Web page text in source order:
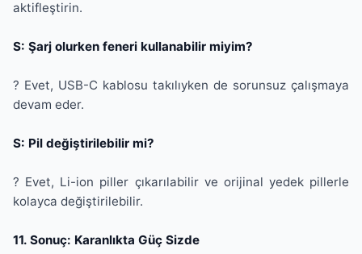
aktifleştirin.
S: Şarj olurken feneri kullanabilir miyim?
? Evet, USB-C kablosu takılıyken de sorunsuz çalışmaya
devam eder.
S: Pil değiştirilebilir mi?
? Evet, Li-ion piller çıkarılabilir ve orijinal yedek pillerle
kolayca değiştirilebilir.
11. Sonuç: Karanlıkta Güç Sizde